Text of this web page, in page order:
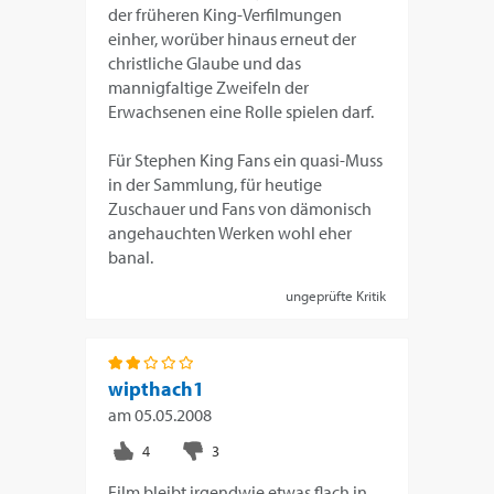
der früheren King-Verfilmungen
einher, worüber hinaus erneut der
christliche Glaube und das
mannigfaltige Zweifeln der
Erwachsenen eine Rolle spielen darf.
Für Stephen King Fans ein quasi-Muss
in der Sammlung, für heutige
Zuschauer und Fans von dämonisch
angehauchten Werken wohl eher
banal.
ungeprüfte Kritik
wipthach1
am05.05.2008